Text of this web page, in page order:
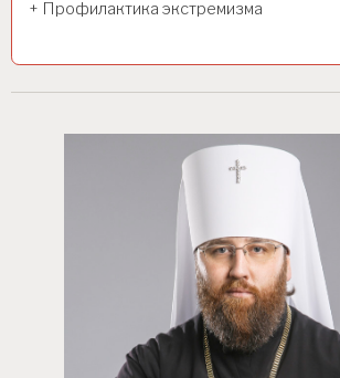
+ Профилактика экстремизма